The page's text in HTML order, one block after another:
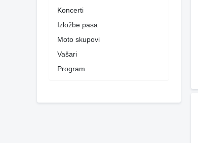
Koncerti
Izložbe pasa
Moto skupovi
Vašari
Program